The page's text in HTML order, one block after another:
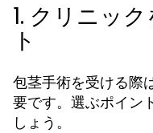
1. クリニッ
ト
包茎手術を受ける際
要です。選ぶポイン
しょう。